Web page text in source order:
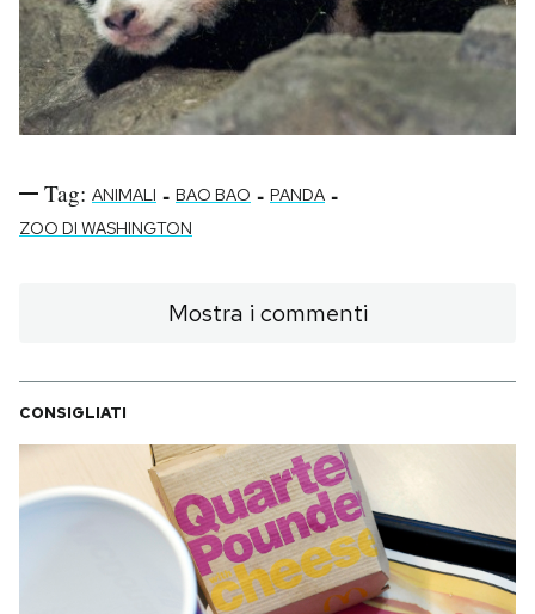
Tag: ANIMALI - BAO BAO - PANDA -
ZOO DI WASHINGTON
Mostra i commenti
CONSIGLIATI